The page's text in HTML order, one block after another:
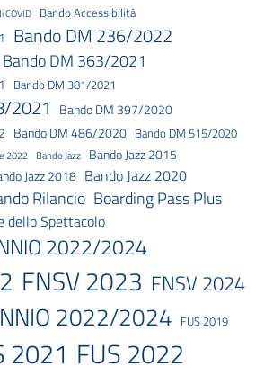
COVID Bando Accessibilità
Bando DM 236/2022
Bando DM 363/2021
Bando DM 381/2021
2021 Bando DM 397/2020
Bando DM 486/2020 Bando DM 515/2020
2022 Bando Jazz
Bando Jazz 2015
Jazz 2018 Bando Jazz 2020
Rilancio Boarding Pass Plus
dello Spettacolo
2022/2024
FNSV 2023 FNSV 2024
2022/2024 FUS 2019
2021 FUS 2022